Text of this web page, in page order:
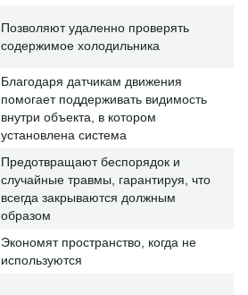
Позволяют удаленно проверять
содержимое холодильника
Благодаря датчикам движения
помогает поддерживать видимость
внутри объекта, в котором
установлена система
Предотвращают беспорядок и
случайные травмы, гарантируя, что
всегда закрываются должным
образом
Экономят пространство, когда не
используются